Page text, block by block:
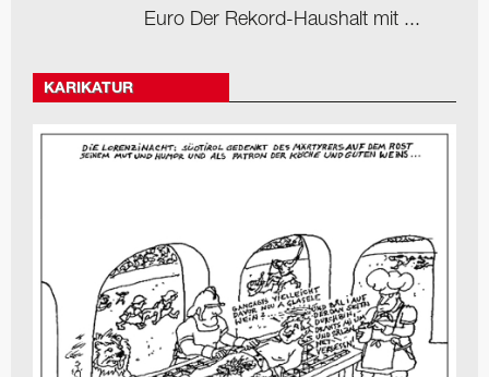
Euro Der Rekord-Haushalt mit ...
KARIKATUR